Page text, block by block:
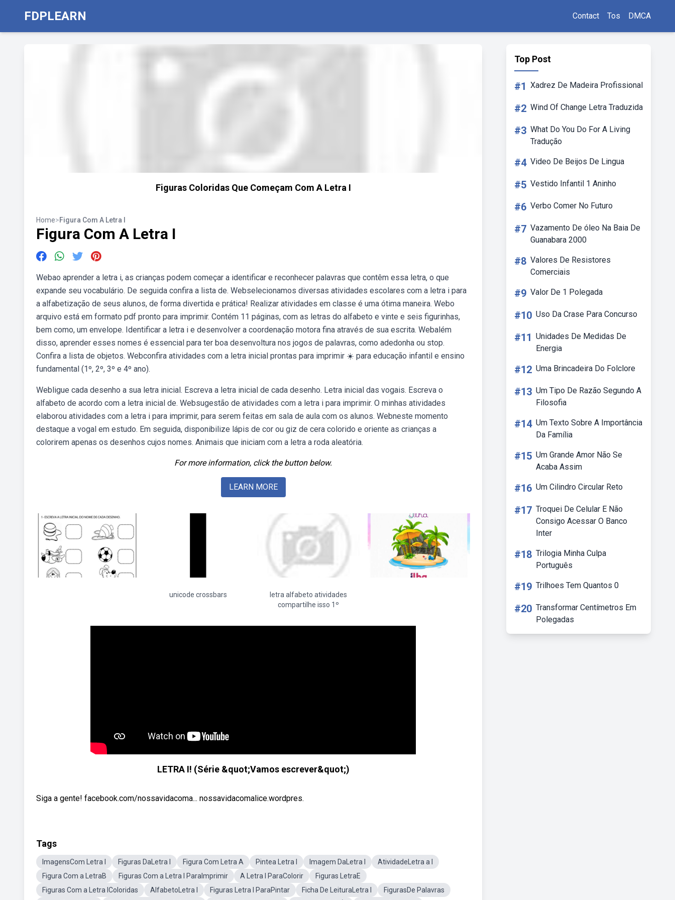
FDPLEARN Contact Tos DMCA
Figuras Coloridas Que Começam Com A Letra I
Home>Figura Com A Letra I
Figura Com A Letra I
Webao aprender a letra i, as crianças podem começar a identificar e reconhecer palavras que contêm essa letra, o que
expande seu vocabulário. De seguida confira a lista de. Webselecionamos diversas atividades escolares com a letra i para
a alfabetização de seus alunos, de forma divertida e prática! Realizar atividades em classe é uma ótima maneira. Webo
arquivo está em formato pdf pronto para imprimir. Contém 11 páginas, com as letras do alfabeto e vinte e seis figurinhas,
bem como, um envelope. Identificar a letra i e desenvolver a coordenação motora fina através de sua escrita. Webalém
disso, aprender esses nomes é essencial para ter boa desenvoltura nos jogos de palavras, como adedonha ou stop.
Confira a lista de objetos. Webconfira atividades com a letra inicial prontas para imprimir ☀️ para educação infantil e ensino
fundamental (1º, 2º, 3º e 4º ano).
Webligue cada desenho a sua letra inicial. Escreva a letra inicial de cada desenho. Letra inicial das vogais. Escreva o
alfabeto de acordo com a letra inicial de. Websugestão de atividades com a letra i para imprimir. O minhas atividades
elaborou atividades com a letra i para imprimir, para serem feitas em sala de aula com os alunos. Webneste momento
destaque a vogal em estudo. Em seguida, disponibilize lápis de cor ou giz de cera colorido e oriente as crianças a
colorirem apenas os desenhos cujos nomes. Animais que iniciam com a letra a roda aleatória.
For more information, click the button below.
LEARN MORE
unicode crossbars
letra alfabeto atividades
compartilhe isso 1º
LETRA I! (Série &quot;Vamos escrever&quot;)
Siga a gente! facebook.com/nossavidacoma... nossavidacomalice.wordpres.
Tags
ImagensCom Letra I Figuras DaLetra I Figura Com Letra A Pintea Letra I Imagem DaLetra I
AtividadeLetra a I
Figura Com a LetraB
Figuras Com a Letra I ParaImprimir A Letra I ParaColorir
Figuras LetraE
Figuras Com a Letra IColoridas
AlfabetoLetra I Figuras Letra I ParaPintar Ficha De LeituraLetra I
FigurasDe Palavras
Top Post
#1 Xadrez De Madeira Profissional
#2 Wind Of Change Letra Traduzida
#3 What Do You Do For A Living
Tradução
#4 Video De Beijos De Lingua
#5 Vestido Infantil 1 Aninho
#6 Verbo Comer No Futuro
#7 Vazamento De óleo Na Baia De
Guanabara 2000
#8 Valores De Resistores
Comerciais
#9 Valor De 1 Polegada
#10 Uso Da Crase Para Concurso
#11 Unidades De Medidas De
Energia
#12 Uma Brincadeira Do Folclore
#13 Um Tipo De Razão Segundo A
Filosofia
#14 Um Texto Sobre A Importância
Da Família
#15 Um Grande Amor Não Se
Acaba Assim
#16 Um Cilindro Circular Reto
#17 Troquei De Celular E Não
Consigo Acessar O Banco
Inter
#18 Trilogia Minha Culpa
Português
#19 Trilhoes Tem Quantos 0
#20 Transformar Centímetros Em
Polegadas